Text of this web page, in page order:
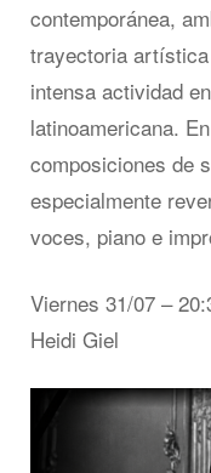
contemporánea,
trayectoria
intensa actividad
latinoamericana.
composiciones de
especialmente
voces, piano e
Viernes 31/07 –
Heidi Giel